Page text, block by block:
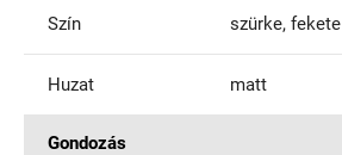
Szín szürke, fekete
Huzat matt
Gondozás